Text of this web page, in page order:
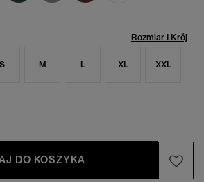
Rozmiar I Krój
S M L XL XXL
DO KOSZYKA